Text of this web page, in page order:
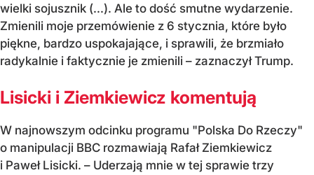
wielki sojusznik (...). Ale to dość smutne wydarzenie.
Zmienili moje przemówienie z 6 stycznia, które było
piękne, bardzo uspokajające, i sprawili, że brzmiało
radykalnie i faktycznie je zmienili – zaznaczył Trump.
Lisicki i Ziemkiewicz komentują
W najnowszym odcinku programu "Polska Do Rzeczy"
o manipulacji BBC rozmawiają Rafał Ziemkiewicz
i Paweł Lisicki. – Uderzają mnie w tej sprawie trzy